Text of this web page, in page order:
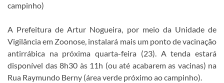
campinho)
A Prefeitura de Artur Nogueira, por meio da Unidade de
Vigilância em Zoonose, instalará mais um ponto de vacinação
antirrábica na próxima quarta-feira (23). A tenda estará
disponível das 8h30 às 11h (ou até acabarem as vacinas) na
Rua Raymundo Berny (área verde próximo ao campinho).